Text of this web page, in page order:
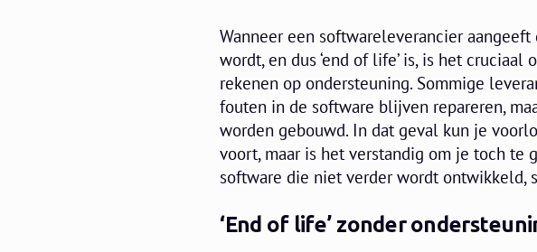
Wanneer een softwareleverancier
wordt, en dus ‘end of life’ is, is het
rekenen op ondersteuning. Sommige
fouten in de software blijven repareren,
worden gebouwd. In dat geval kun je
voort, maar is het verstandig om je toch te
software die niet verder wordt
‘End of life’ zonder